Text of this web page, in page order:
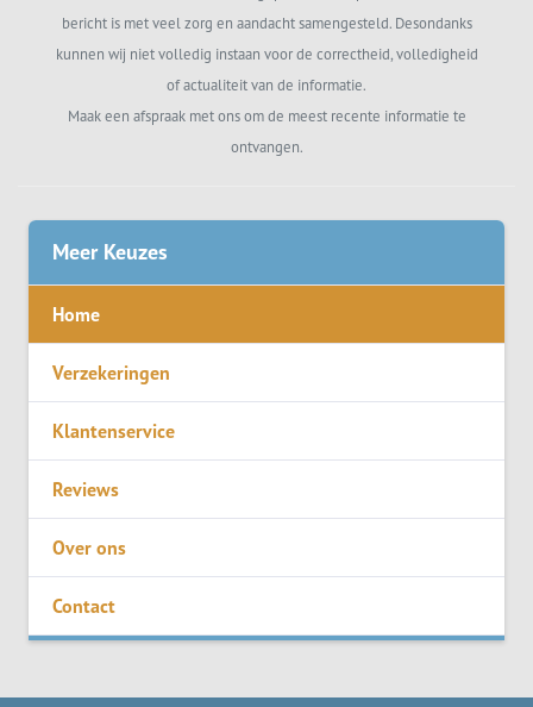
bericht is met veel zorg en aandacht samengesteld. Desondanks
kunnen wij niet volledig instaan voor de correctheid, volledigheid
of actualiteit van de informatie.
Maak een afspraak met ons om de meest recente informatie te
ontvangen.
Meer Keuzes
Home
Verzekeringen
Klantenservice
Reviews
Over ons
Contact